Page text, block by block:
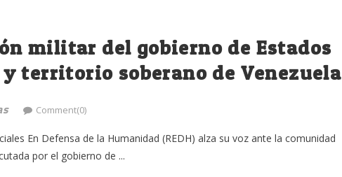
militar del gobierno de Estados
territorio soberano de Venezuela
Comment(0)
En Defensa de la Humanidad (REDH) alza su voz ante la comunidad
por el gobierno de ...